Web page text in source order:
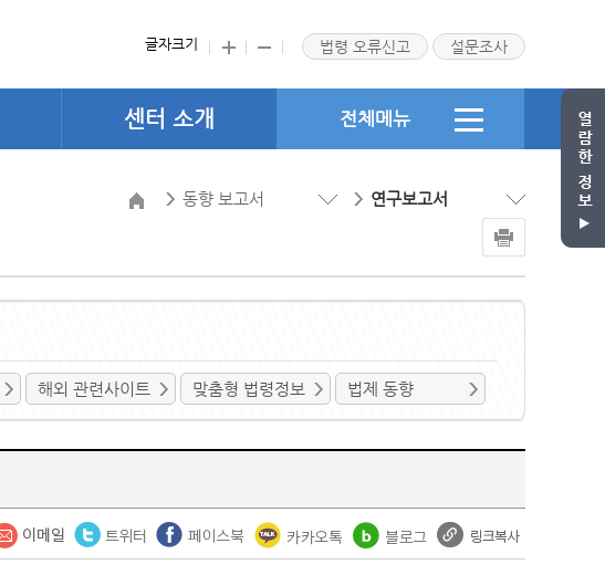
글자크기 법령 오류신고 설문조사
센터 소개 전체메뉴
동향 보고서 연구보고서
해외 관련사이트 맞춤형 법령정보 법제 동향